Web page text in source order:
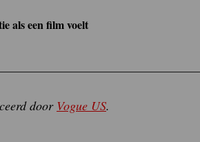
als een film voelt
door Vogue US.